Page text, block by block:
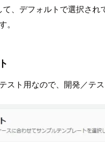
、デフォルトで選択され
。
スト用なので、開発／テス